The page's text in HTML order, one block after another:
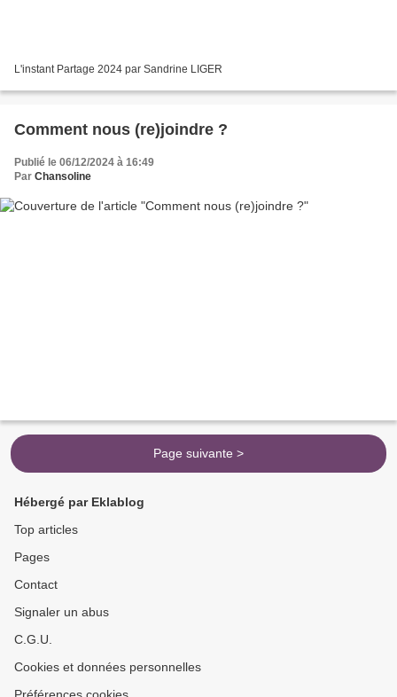
L'instant Partage 2024 par Sandrine LIGER
Comment nous (re)joindre ?
Publié le 06/12/2024 à 16:49
Par Chansoline
Page suivante >
Hébergé par Eklablog
Top articles
Pages
Contact
Signaler un abus
C.G.U.
Cookies et données personnelles